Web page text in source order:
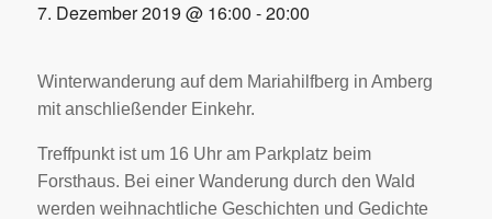
7. Dezember 2019 @ 16:00 -20:00
Winterwanderung auf dem Mariahilfberg in Amberg
mit anschließender Einkehr.
Treffpunkt ist um 16 Uhr am Parkplatz beim
Forsthaus. Bei einer Wanderung durch den Wald
werden weihnachtliche Geschichten und Gedichte